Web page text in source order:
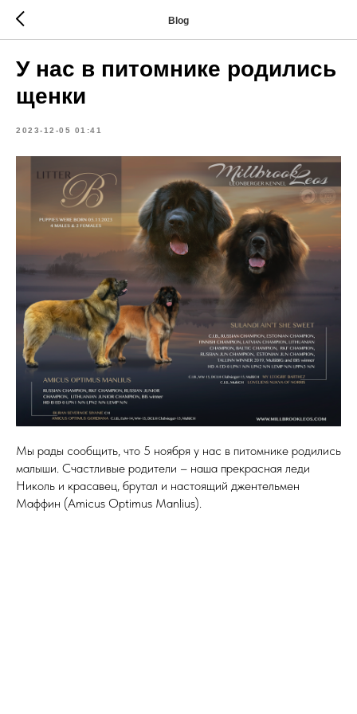
Blog
У нас в питомнике родились
щенки
2023-12-05 01:41
Мы рады сообщить, что 5 ноября у нас в питомнике родились
малыши. Счастливые родители – наша прекрасная леди
Николь и красавец, брутал и настоящий джентельмен
Маффин (Amicus Optimus Manlius).